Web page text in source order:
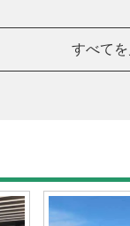
すべて